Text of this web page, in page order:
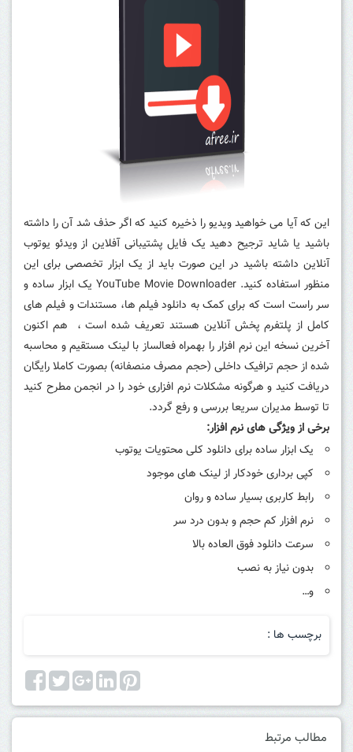
این که آیا می خواهید ویدیو را ذخیره کنید که اگر حذف شد آن را داشته
باشید یا شاید ترجیح دهید یک فایل پشتیبانی آفلاین از ویدئو یوتوب
آنلاین داشته باشید در این صورت باید از یک ابزار تخصصی برای این
منظور استفاده کنید.
YouTube Movie Downloader یک ابزار ساده و
سر راست است که برای کمک به دانلود فیلم ها، مستندات و فیلم های
کامل از پلتفرم پخش آنلاین هستند تعریف شده است ، هم اکنون
آخرین نسخه این نرم افزار را بهمراه فعالساز با لینک مستقیم و محاسبه
شده از حجم ترافیک داخلی (حجم مصرف منصفانه) بصورت کاملا رایگان
دریافت کنید و هرگونه مشکلات نرم افزاری خود را در انجمن مطرح کنید
تا توسط مدیران سریعا بررسی و رفع گردد.
برخی از ویژگی های نرم افزار:
یک ابزار ساده برای دانلود کلی محتویات یوتوب
کپی برداری خودکار از لینک های موجود
رابط کاربری بسیار ساده و روان
نرم افزار کم حجم و بدون درد سر
سرعت دانلود فوق العاده بالا
بدون نیاز به نصب
و…
برچسب ها :
مطالب مرتبط